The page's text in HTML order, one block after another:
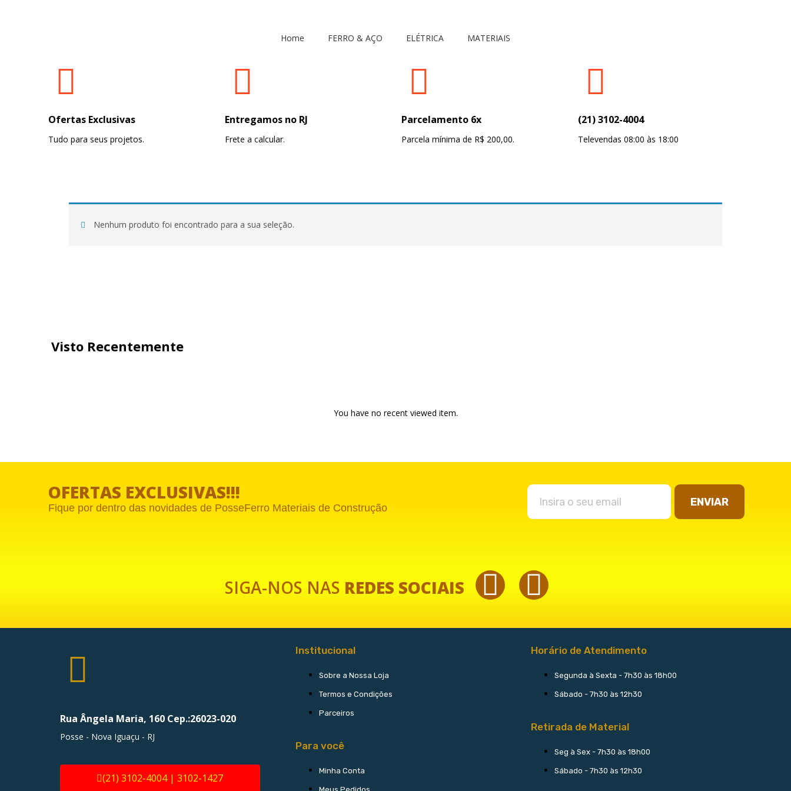
Home FERRO & AÇO ELÉTRICA MATERIAIS
Ofertas Exclusivas
Tudo para seus projetos.
Entregamos no RJ
Frete a calcular.
Parcelamento 6x
Parcela mínima de R$ 200,00.
(21) 3102-4004
Televendas 08:00 às 18:00
Nenhum produto foi encontrado para a sua seleção.
Visto Recentemente
You have no recent viewed item.
OFERTAS EXCLUSIVAS!!!
Fique por dentro das novidades de PosseFerro Materiais de Construção ENVIAR
SIGA-NOS NAS REDES SOCIAIS
Rua Ângela Maria, 160 Cep.:26023-020
Posse - Nova Iguaçu - RJ
(21) 3102-4004 | 3102-1427
Institucional
Sobre a Nossa Loja
Termos e Condições
Parceiros
Para você
Minha Conta
Horário de Atendimento
Segunda à Sexta - 7h30 às 18h00
Sábado - 7h30 às 12h30
Retirada de Material
Seg à Sex - 7h30 às 18h00
Sábado - 7h30 às 12h30